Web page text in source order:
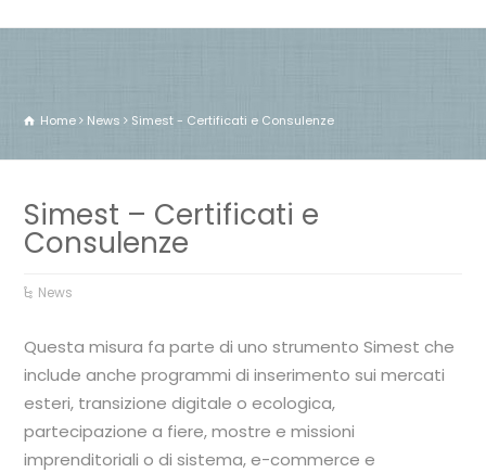
Home News Simest - Certificati e Consulenze
Simest – Certificati e
Consulenze
News
Questa misura fa parte di uno strumento Simest che
include anche programmi di inserimento sui mercati
esteri, transizione digitale o ecologica,
partecipazione a fiere, mostre e missioni
imprenditoriali o di sistema, e-commerce e